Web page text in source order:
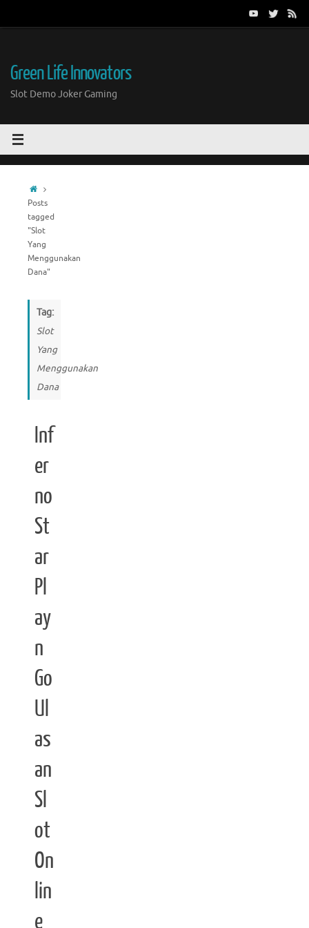
Green Life Innovators
Slot Demo Joker Gaming
Home
Posts
tagged
"Slot
Yang
Menggunakan
Dana"
Tag:
Slot
Yang
Menggunakan
Dana
Inf
er
no
St
ar
Pl
ay
n
Go
Ul
as
an
Sl
ot
On
lin
e